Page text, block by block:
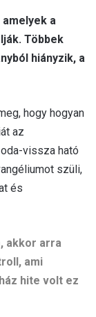
amelyek a
Többek
hiányzik, a
hogy hogyan
az
vissza ható
szüli,
és
akkor arra
ami
hite volt ez